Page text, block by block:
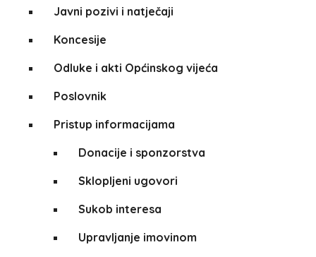
Javni pozivi i natječaji
Koncesije
Odluke i akti Općinskog vijeća
Poslovnik
Pristup informacijama
Donacije i sponzorstva
Sklopljeni ugovori
Sukob interesa
Upravljanje imovinom